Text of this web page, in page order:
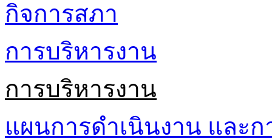
กิจการสภา
การบริหารงาน
การบริหารงาน
แผนการดำเนินงาน และ